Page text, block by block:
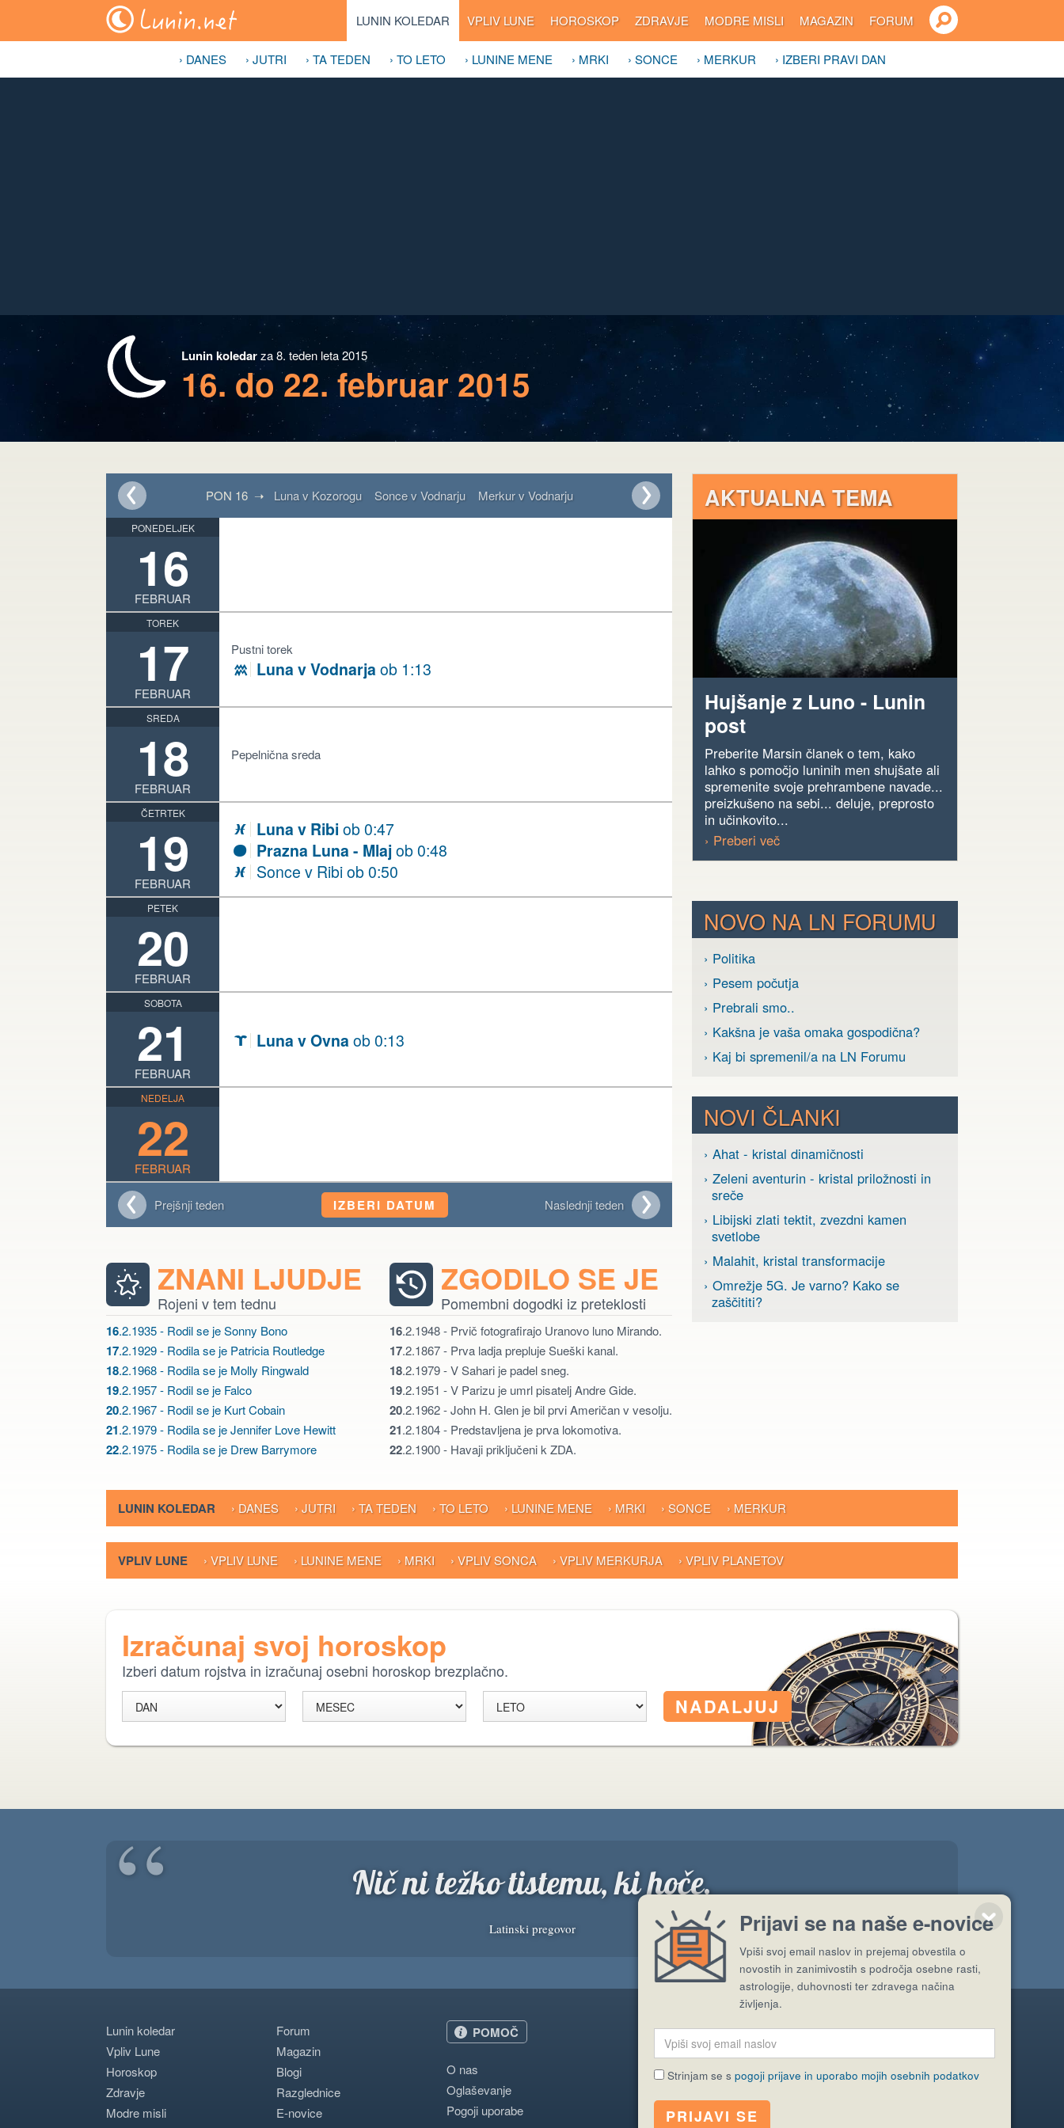
LUNIN KOLEDAR VPLIV LUNE HOROSKOP ZDRAVJE MODRE MISLI MAGAZIN FORUM
› DANES › JUTRI › TA TEDEN › TO LETO › LUNINE MENE › MRKI › SONCE › MERKUR › IZBERI PRAVI DAN
Lunin koledarza 8. teden leta 2015
16. do 22. februar 2015
PON 16 ➝ Luna v Kozorogu Sonce v Vodnarju Merkur v Vodnarju
PONEDELJEK
16
FEBRUAR
TOREK
17
FEBRUAR
Pustni torek
K Luna v Vodnarja ob 1:13
SREDA
18
FEBRUAR
Pepelnična sreda
ČETRTEK
19
FEBRUAR
L Luna v Ribi ob 0:47
S Prazna Luna - Mlaj ob 0:48
L Sonce v Ribi ob 0:50
PETEK
20
FEBRUAR
SOBOTA
21
FEBRUAR
A Luna v Ovna ob 0:13
NEDELJA
22
FEBRUAR
Prejšnji teden IZBERI DATUM Naslednji teden
ZNANI LJUDJE
Rojeni v tem tednu
16.2.1935 - Rodil se je Sonny Bono
17.2.1929 - Rodila se je Patricia Routledge
18.2.1968 - Rodila se je Molly Ringwald
19.2.1957 - Rodil se je Falco
20.2.1967 - Rodil se je Kurt Cobain
21.2.1979 - Rodila se je Jennifer Love Hewitt
22.2.1975 - Rodila se je Drew Barrymore
ZGODILO SE JE
Pomembni dogodki iz preteklosti
16.2.1948 - Prvič fotografirajo Uranovo luno Mirando.
17.2.1867 - Prva ladja prepluje Sueški kanal.
18.2.1979 - V Sahari je padel sneg.
19.2.1951 - V Parizu je umrl pisatelj Andre Gide.
20.2.1962 - John H. Glen je bil prvi Američan v vesolju.
21.2.1804 - Predstavljena je prva lokomotiva.
22.2.1900 - Havaji priključeni k ZDA.
AKTUALNA TEMA
Hujšanje z Luno - Lunin
post
Preberite Marsin članek o tem, kako
lahko s pomočjo luninih men shujšate ali
spremenite svoje prehrambene navade...
preizkušeno na sebi... deluje, preprosto
in učinkovito...
› Preberi več
NOVO NA LN FORUMU
› Politika
› Pesem počutja
› Prebrali smo..
› Kakšna je vaša omaka gospodična?
› Kaj bi spremenil/a na LN Forumu
NOVI ČLANKI
› Ahat - kristal dinamičnosti
› Zeleni aventurin - kristal priložnosti in
sreče
› Libijski zlati tektit, zvezdni kamen
svetlobe
› Malahit, kristal transformacije
› Omrežje 5G. Je varno? Kako se
zaščititi?
LUNIN KOLEDAR › DANES › JUTRI › TA TEDEN › TO LETO › LUNINE MENE › MRKI › SONCE › MERKUR
VPLIV LUNE › VPLIV LUNE › LUNINE MENE › MRKI › VPLIV SONCA › VPLIV MERKURJA › VPLIV PLANETOV
Izračunaj svoj horoskop
Izberi datum rojstva in izračunaj osebni horoskop brezplačno.
Nič ni težko tistemu, ki hoče.
Latinski pregovor ”
“
Lunin koledar
Vpliv Lune
Horoskop
Zdravje
Modre misli
Forum
Magazin
Blogi
Razglednice
E-novice
POMOČ
O nas
Oglaševanje
Pogoji uporabe
Pošlji stran
Prijavi se na naše e-novice
Vpiši svoj email naslov in prejemaj obvestila o
novostih in zanimivostih s področja osebne rasti,
astrologije, duhovnosti ter zdravega načina
življenja.
Strinjam se spogoji prijave in uporabo mojih osebnih podatkov